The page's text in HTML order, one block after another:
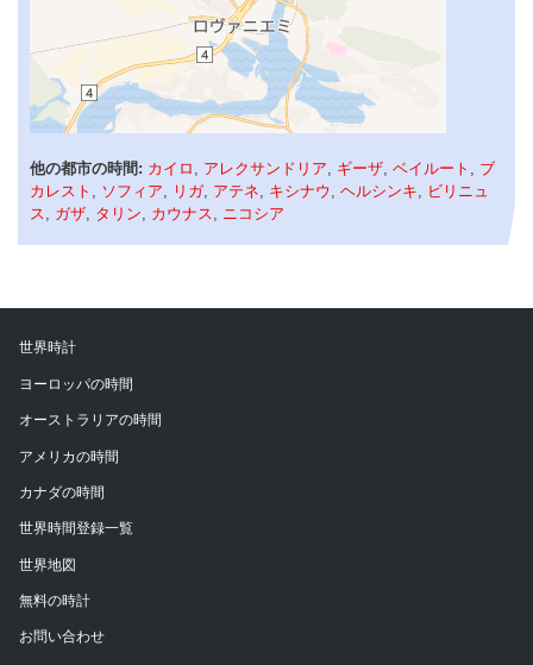
他の都市の時間: カイロ アレクサンドリア ギーザ ベイルート
ブ
カレスト
ソフィア リガ, アテネ キシナウ ヘルシンキ
ビリニュ
ス
ガザ タリン カウナス ニコシア
世界時計
ヨーロッパの時間
オーストラリアの時間
アメリカの時間
カナダの時間
世界時間登録一覧
世界地図
無料の時計
お問い合わせ